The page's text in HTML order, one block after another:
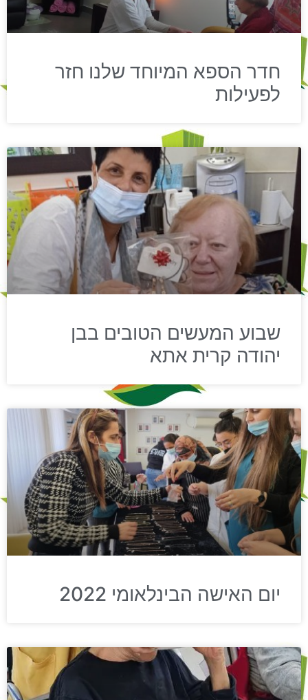
חדר הספא המיוחד שלנו חזר
לפעילות
שבוע המעשים הטובים בבן
יהודה קרית אתא
יום האישה הבינלאומי 2022